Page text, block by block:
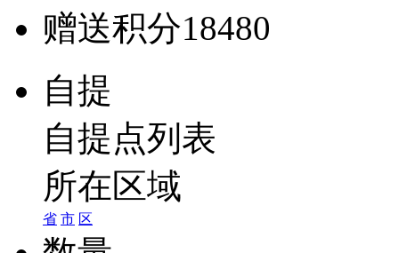
赠送积分18480
自提
自提点列表
所在区域
省 市 区